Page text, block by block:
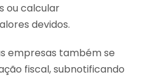
ou calcular
devidos.
empresas também se
fiscal, subnotificando